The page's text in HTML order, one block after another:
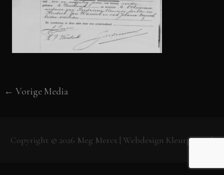
← Vorige Media
Copyright © 2026 Meg Mercx | Webdesign Kleurpunt.nl